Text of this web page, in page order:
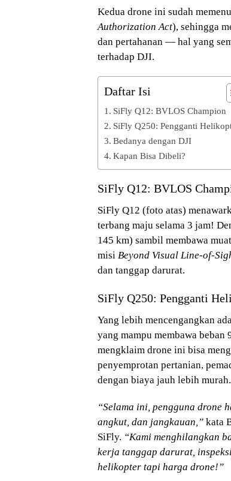
Kedua drone ini sudah
Authorization Act), sehingga
dan pertahanan — hal yang
terhadap DJI.
Daftar Isi
SiFly Q12: BVLOS Champion
SiFly Q250: Pengganti
Bedanya dengan DJI
Kapan Bisa Dibeli?
SiFly Q12: BVLOS
SiFly Q12 (foto atas)
terbang maju selama 3 jam!
145 km) sambil membawa
misi Beyond Visual Line-of-
dan tanggap darurat.
SiFly Q250: Pengganti
Yang lebih mencengangkan
yang mampu membawa
mengklaim drone ini bisa
penyemprotan pertanian,
dengan biaya jauh lebih murah.
“Selama ini, pengguna drone
angkut, dan jangkauan,” kata
SiFly. “Kami menghilangkan
kerja tanggap darurat,
helikopter tapi harga drone!”